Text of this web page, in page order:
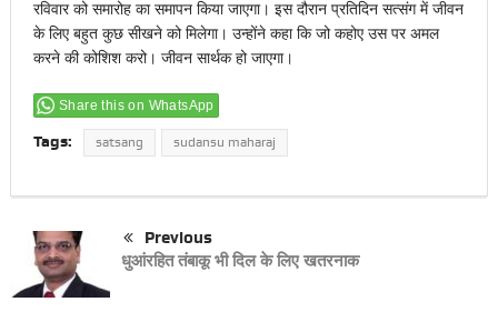
रविवार को समारोह का समापन किया जाएगा। इस दौरान प्रतिदिन सत्संग में जीवन
के लिए बहुत कुछ सीखने को मिलेगा। उन्होंने कहा कि जो कहोए उस पर अमल
करने की कोशिश करो। जीवन सार्थक हो जाएगा।
Share this on WhatsApp
Tags: satsang sudansu maharaj
Previous
धुआंरहित तंबाकू भी दिल के लिए खतरनाक